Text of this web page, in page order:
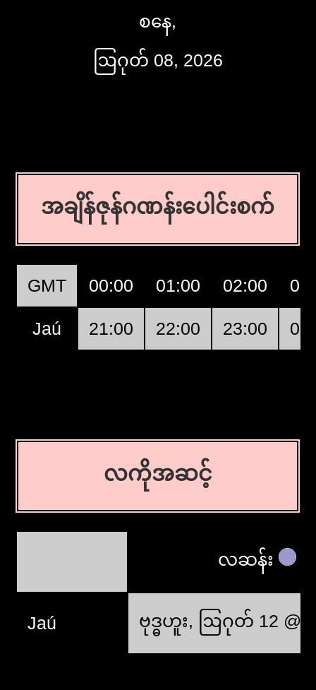
စနေ,
ဩဂုတ် 08, 2026
အချိန်ဇုန်ဂဏန်းပေါင်းစက်
GMT 00:00 01:00 02:00
Jaú 21:00 22:00 23:00
လကိုအဆင့်
လဆန်း
Jaú ဗုဒ္ဓဟူး, ဩဂုတ် 12 @